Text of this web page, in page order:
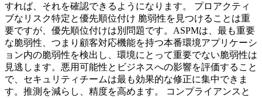
すれば、それを確認できるようになります。 プロアクティ
ブなリスク特定と優先順位付け 脆弱性を見つけることは重
要ですが、優先順位付けは別問題です。ASPMは、最も重要
な脆弱性、つまり顧客対応機能を持つ本番環境アプリケーシ
ョン内の脆弱性を検出し、環境にとって重要でない脆弱性は
見逃します。悪用可能性とビジネスへの影響を評価すること
で、セキュリティチームは最も効果的な修正に集中できま
す。推測を減らし、精度を高めます。 コンプライアンスと